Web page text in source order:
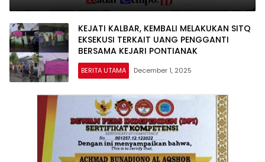
KEJATI KALBAR, KEMBALI MELAKUKAN SITQ
EKSEKUSI TERKAIT UANG PENGGANTI
BERSAMA KEJARI PONTIANAK
BERITA UTAMA December 1, 2025